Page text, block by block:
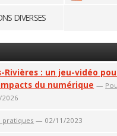
DIVERSES
Rivières : un jeu-vidéo
du numérique —
pratiques — 02/11/2023